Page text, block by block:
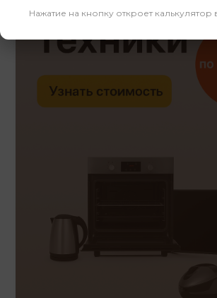
Нажатие на кнопку откроет калькулятор